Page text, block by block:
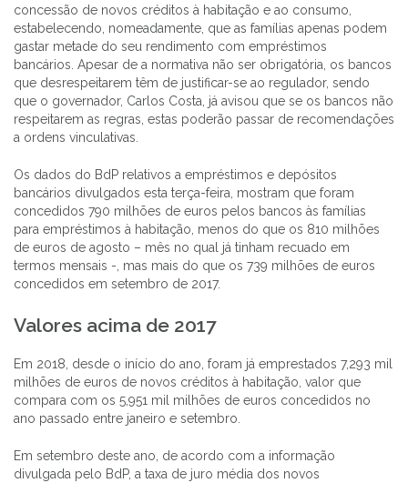
concessão de novos créditos à habitação e ao consumo,
estabelecendo, nomeadamente, que as famílias apenas podem
gastar metade do seu rendimento com empréstimos
bancários. Apesar de a normativa não ser obrigatória, os bancos
que desrespeitarem têm de justificar-se ao regulador, sendo
que o governador, Carlos Costa, já avisou que se os bancos não
respeitarem as regras, estas poderão passar de recomendações
a ordens vinculativas.
Os dados do BdP relativos a empréstimos e depósitos
bancários divulgados esta terça-feira, mostram que foram
concedidos 790 milhões de euros pelos bancos às famílias
para empréstimos à habitação, menos do que os 810 milhões
de euros de agosto – mês no qual já tinham recuado em
termos mensais -, mas mais do que os 739 milhões de euros
concedidos em setembro de 2017.
Valores acima de 2017
Em 2018, desde o início do ano, foram já emprestados 7,293 mil
milhões de euros de novos créditos à habitação, valor que
compara com os 5,951 mil milhões de euros concedidos no
ano passado entre janeiro e setembro.
Em setembro deste ano, de acordo com a informação
divulgada pelo BdP, a taxa de juro média dos novos